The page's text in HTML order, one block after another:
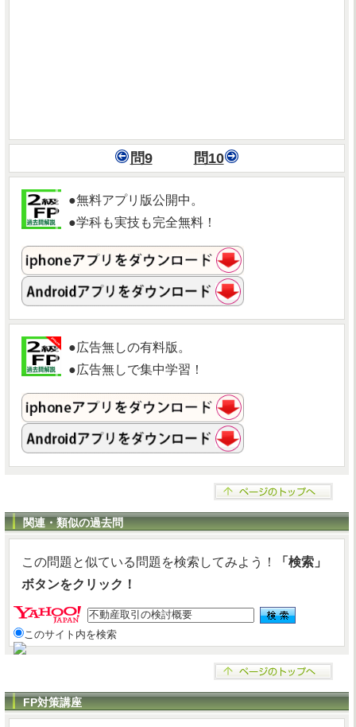
問9 問10
●無料アプリ版公開中。
●学科も実技も完全無料！
●広告無しの有料版。
●広告無しで集中学習！
関連・類似の過去問
この問題と似ている問題を検索してみよう！
「検索」
ボタンをクリック！
このサイト内を検索
FP対策講座